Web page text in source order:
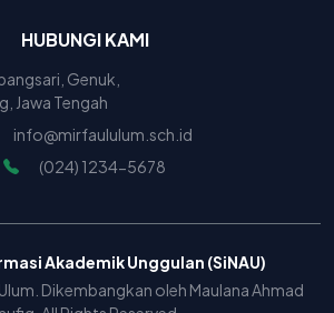
HUBUNGI KAMI
Genuk,
Jawa Tengah
info@mirfaululum.sch.id
(024) 1234-5678
Akademik Unggulan (SiNAU)
Dikembangkan oleh Maulana Ahmad